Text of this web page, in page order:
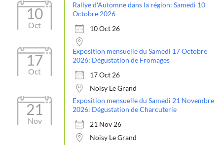
10
Oct
Rallye d'Automne dans la région: Samedi 10
Octobre 2026
10 Oct 26
17
Oct
Exposition mensuelle du Samedi 17 Octobre
2026: Dégustation de Fromages
17 Oct 26
Noisy Le Grand
21
Nov
Exposition mensuelle du Samedi 21 Novembre
2026: Dégustation de Charcuterie
21 Nov 26
Noisy Le Grand